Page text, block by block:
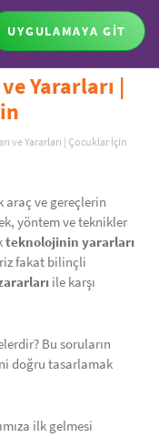
UYGULAMAYA GİT
Yararları |
ve Yararları | Çocuklar İçin
araç ve gereçlerin
yöntem ve teknikler
teknolojinin yararları
fakat bilinçli
ile karşı
Bu soruların
doğru tasarlamak
ilk gelmesi